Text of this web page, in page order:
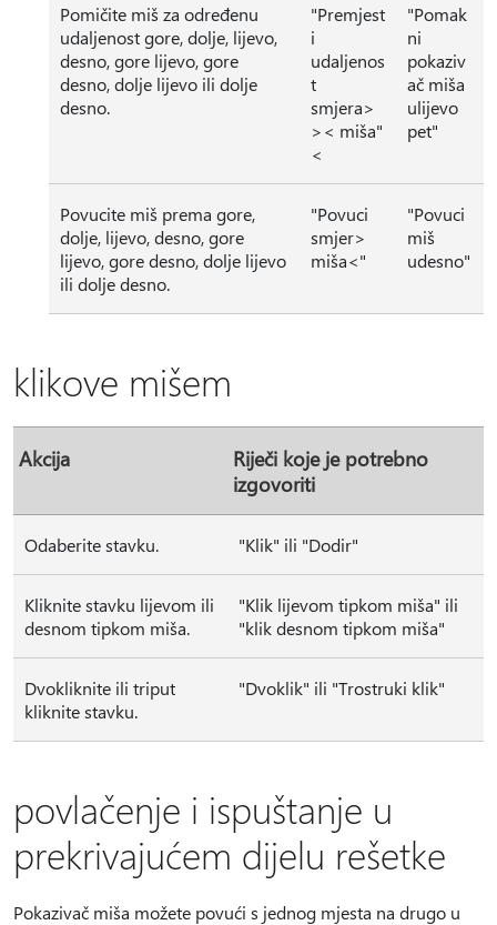
Pomičite miš za određenu
udaljenost gore, dolje, lijevo,
desno, gore lijevo, gore
desno, dolje lijevo ili dolje
desno.
"Premjest
i
udaljenos
t
smjera>
>< miša"
<
"Pomak
ni
pokaziv
ač miša
ulijevo
pet"
Povucite miš prema gore,
dolje, lijevo, desno, gore
lijevo, gore desno, dolje lijevo
ili dolje desno.
"Povuci
smjer>
miša<"
"Povuci
miš
udesno"
klikove mišem
Akcija
Riječi koje je potrebno
izgovoriti
Odaberite stavku. "Klik" ili "Dodir"
Kliknite stavku lijevom ili
desnom tipkom miša.
"Klik lijevom tipkom miša" ili
"klik desnom tipkom miša"
Dvokliknite ili triput
kliknite stavku.
"Dvoklik" ili "Trostruki klik"
povlačenje i ispuštanje u
prekrivajućem dijelu rešetke
Pokazivač miša možete povući s jednog mjesta na drugo u